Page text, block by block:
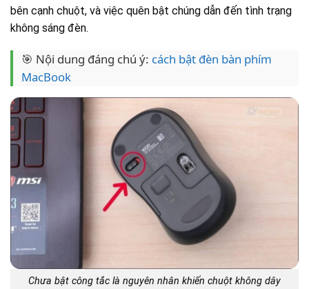
bên cạnh chuột, và việc quên bật chúng dẫn đến tình trạng
không sáng đèn.
🎯 Nội dung đáng chú ý: cách bật đèn bàn phím
MacBook
Chưa bật công tắc là nguyên nhân khiến chuột không dây